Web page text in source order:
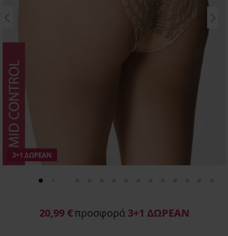
3+1 ΔΩΡΕΑΝ
20,99 €προσφορά 3+1 ΔΩΡΕΑΝ